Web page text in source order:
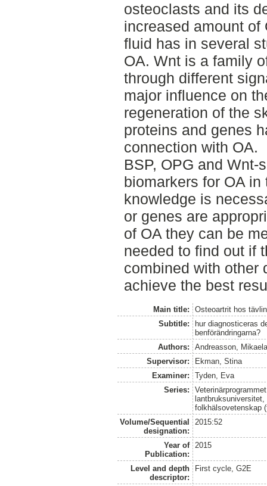
osteoclasts and its
increased amount of
fluid has in several
OA. Wnt is a family
through different
major influence on
regeneration of the
proteins and genes
connection with OA.
BSP, OPG and
biomarkers for OA
knowledge is
or genes are
of OA they can be
needed to find out if
combined with other
achieve the best
Main title:
Osteoartrit hos
Subtitle:
hur diagnosticeras
benförändringarna?
Authors:
Andreasson,
Supervisor:
Ekman, Stina
Examiner:
Tyden, Eva
Series:
folkhälsovetenskap
Volume/Sequential
designation:
2015:52
Year of
Publication:
2015
Level and depth
descriptor:
First cycle, G2E